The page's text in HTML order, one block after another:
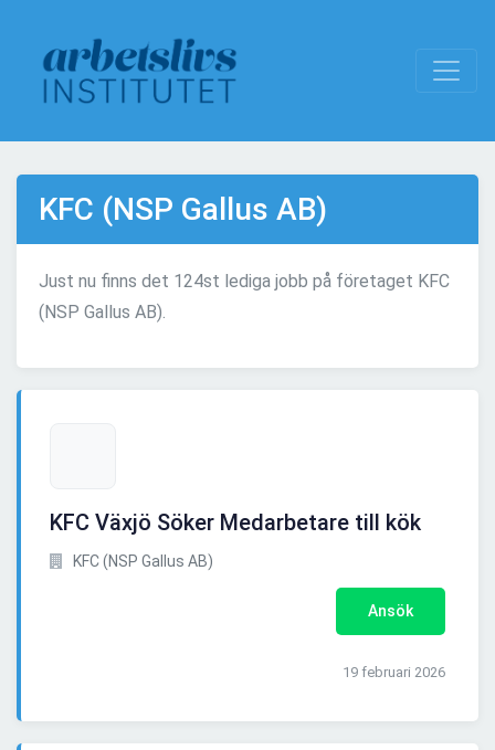
KFC (NSP Gallus AB)
Just nu finns det 124st lediga jobb på företaget KFC
(NSP Gallus AB).
KFC Växjö Söker Medarbetare till kök
KFC (NSP Gallus AB)
Ansök
19 februari 2026